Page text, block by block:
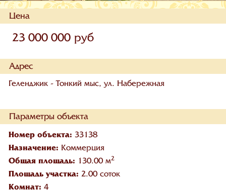
Цена
23 000 000 руб
Адрес
Геленджик - Тонкий мыс, ул. Набережная
Параметры объекта
Номер объекта: 33138
Назначение: Коммерция
Общая площадь: 130.00 м2
Площадь участка: 2.00 соток
Комнат: 4